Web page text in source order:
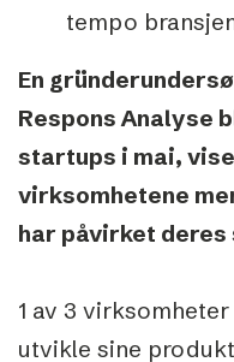
tempo
En
Respons Analyse
startups i mai,
virksomhetene
har påvirket
1 av 3
utvikle sine